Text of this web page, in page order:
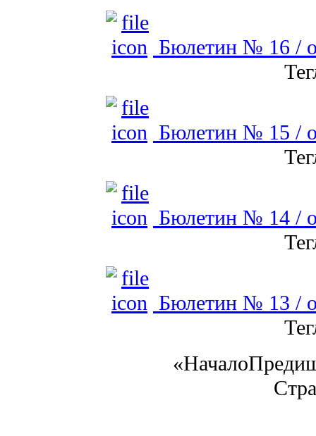
Бюлетин № 16 /
Бюлетин № 15 /
Бюлетин № 14 /
Бюлетин № 13 /
«Начало